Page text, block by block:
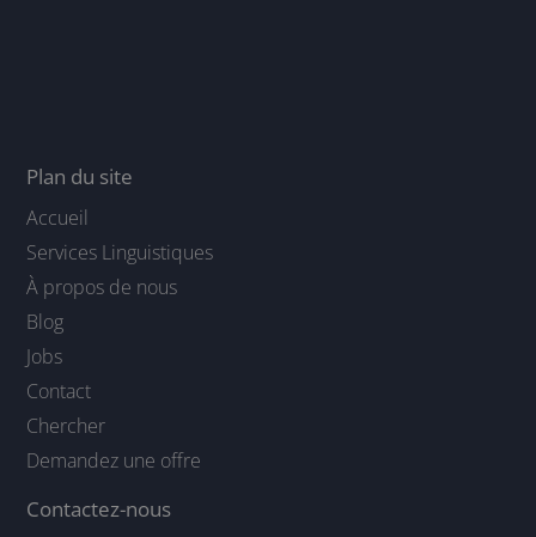
Plan du site
Accueil
Services Linguistiques
À propos de nous
Blog
Jobs
Contact
Chercher
Demandez une offre
Contactez-nous